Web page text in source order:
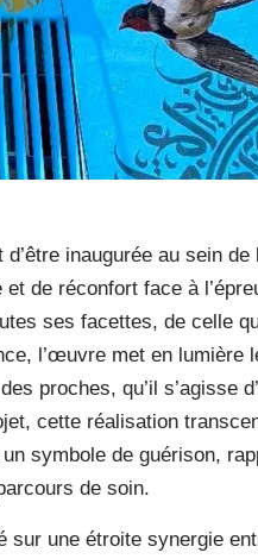
inaugurée au sein de
de réconfort face à
ses facettes, de celle
l’œuvre met en lumière
proches, qu’il s’agisse
cette réalisation
symbole de guérison,
de soin.
sur une étroite synergie